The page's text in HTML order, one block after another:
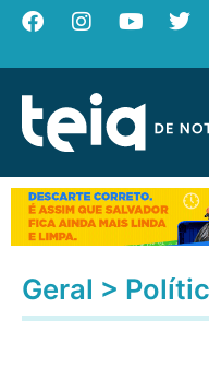
Geral >